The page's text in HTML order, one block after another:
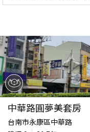
中華路圓夢美套房
台南市永康區中華路